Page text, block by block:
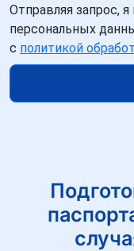
Отправляя запрос,
персональных
с политикой